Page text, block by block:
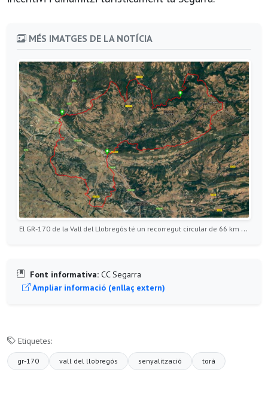
MÉS IMATGES DE LA NOTÍCIA
El GR-170 de la Vall del Llobregós té un recorregut circular de 66 km entre els municipis de Torà, Ivorra, Massoteres, Biosca i Pinós
Font informativa: CC Segarra
Ampliar informació (enllaç extern)
Etiquetes:
gr-170 vall del llobregós senyalització torà